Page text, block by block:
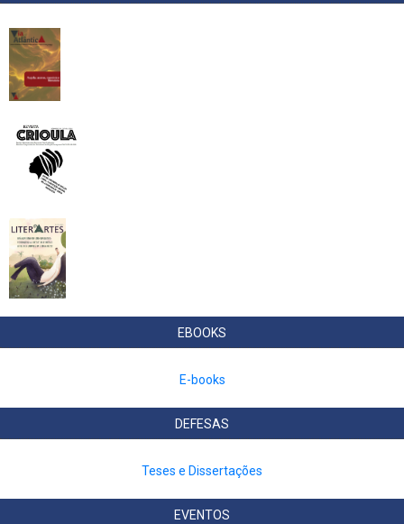
EBOOKS
E-books
DEFESAS
Teses e Dissertações
EVENTOS